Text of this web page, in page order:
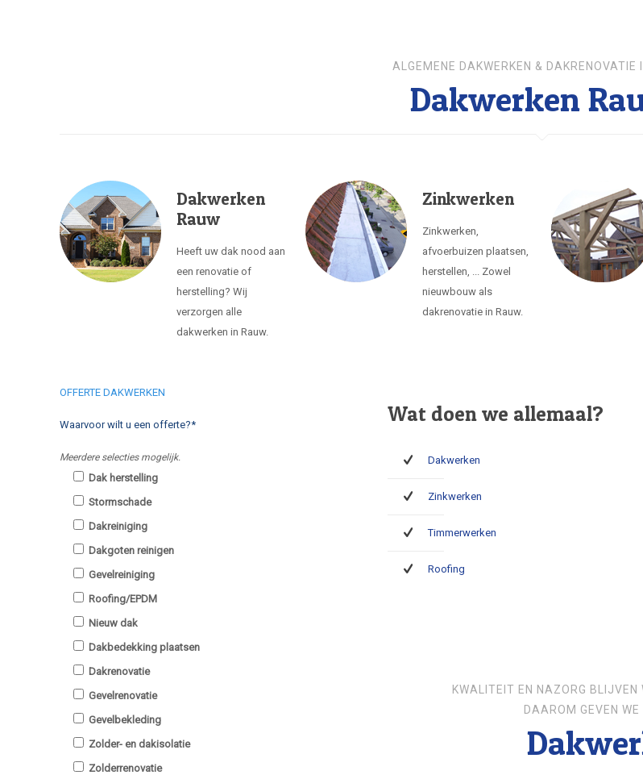
ALGEMENE DAKWERKEN & DAKRENOVATIE
Dakwerken
Dakwerken
Rauw
Heeft uw dak nood aan
een renovatie of
herstelling? Wij
verzorgen alle
dakwerken in Rauw.
Zinkwerken
Zinkwerken,
afvoerbuizen plaatsen,
herstellen, ... Zowel
nieuwbouw als
dakrenovatie in Rauw.
OFFERTE DAKWERKEN
Waarvoor wilt u een offerte?*
Meerdere selecties mogelijk.
Dak herstelling
Stormschade
Dakreiniging
Dakgoten reinigen
Gevelreiniging
Roofing/EPDM
Nieuw dak
Dakbedekking plaatsen
Dakrenovatie
Gevelrenovatie
Gevelbekleding
Zolder- en dakisolatie
Zolderrenovatie
Wat doen we allemaal?
Dakwerken
Zinkwerken
Timmerwerken
Roofing
KWALITEIT EN NAZORG BLIJVEN
DAAROM GEVEN